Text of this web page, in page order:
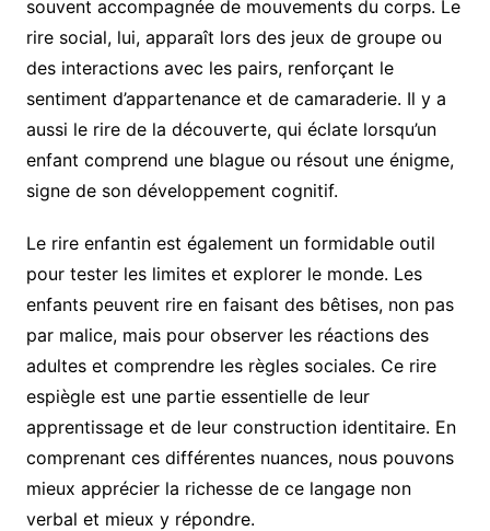
souvent accompagnée de mouvements du corps. Le
rire social, lui, apparaît lors des jeux de groupe ou
des interactions avec les pairs, renforçant le
sentiment d’appartenance et de camaraderie. Il y a
aussi le rire de la découverte, qui éclate lorsqu’un
enfant comprend une blague ou résout une énigme,
signe de son développement cognitif.
Le rire enfantin est également un formidable outil
pour tester les limites et explorer le monde. Les
enfants peuvent rire en faisant des bêtises, non pas
par malice, mais pour observer les réactions des
adultes et comprendre les règles sociales. Ce rire
espiègle est une partie essentielle de leur
apprentissage et de leur construction identitaire. En
comprenant ces différentes nuances, nous pouvons
mieux apprécier la richesse de ce langage non
verbal et mieux y répondre.